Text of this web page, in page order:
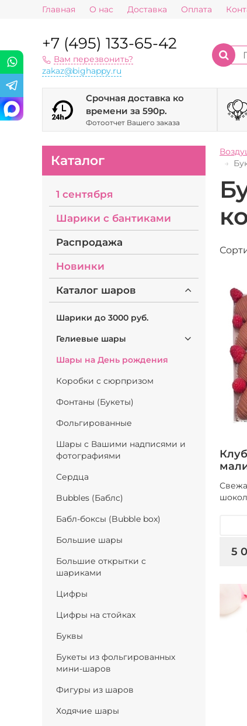
Главная О нас Доставка Оплата
+7 (495) 133-65-42
Вам перезвонить?
zakaz@bighappy.ru
Срочная доставка ко
времени за 590р.
Фотоотчет Вашего заказа
Каталог
1 сентября
Шарики с бантиками
Распродажа
Новинки
Каталог шаров
Шарики до 3000 руб.
Гелиевые шары
Шары на День рождения
Коробки с сюрпризом
Фонтаны (Букеты)
Фольгированные
Шары с Вашими надписями и
фотографиями
Сердца
Bubbles (Баблс)
Бабл-боксы (Bubble box)
Большие шары
Большие открытки с
шариками
Цифры
Цифры на стойках
Буквы
Букеты из фольгированных
мини-шаров
Фигуры из шаров
Ходячие шары
5